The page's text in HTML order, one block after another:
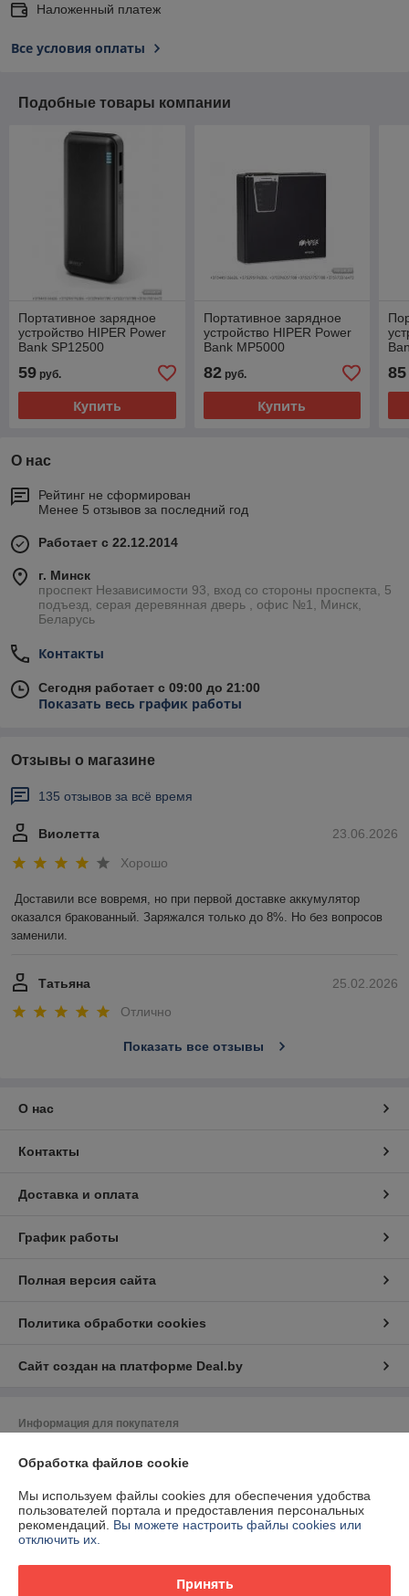
Наложенный платеж
Все условия оплаты
Подобные товары компании
Портативное зарядное
устройство HIPER Power
Bank SP12500
59 руб.
Купить
Портативное зарядное
устройство HIPER Power
Bank MP5000
82руб.
Купить
85
О нас
Рейтинг не сформирован
Менее 5 отзывов за последний год
Работает с 22.12.2014
г. Минск
проспект Независимости 93, вход со стороны проспекта, 5
подъезд, серая деревянная дверь , офис №1, Минск,
Беларусь
Контакты
Сегодня работает с 09:00 до 21:00
Показать весь график работы
Отзывы о магазине
135 отзывов за всё время
23.06.2026
Виолетта
Хорошо
Доставили все вовремя, но при первой доставке аккумулятор
оказался бракованный. Заряжался только до 8%. Но без вопросов
заменили.
25.02.2026
Татьяна
Отлично
Показать все отзывы
О нас
Контакты
Доставка и оплата
График работы
Полная версия сайта
Политика обработки cookies
Сайт создан на платформе Deal.by
Информация для покупателя
220012. Республика Беларусь г.Минск, пр.Независимости, д.93,
Регистрационный номер ЕГР: 191757377
УНП: 191757377
Регистрационный орган: Минский горисполком
Обработка файлов cookie
Мы используем файлы cookies для обеспечения удобства
пользователей портала и предоставления персональных
рекомендаций. Вы можете настроить файлы cookies или
отключить их.
Принять